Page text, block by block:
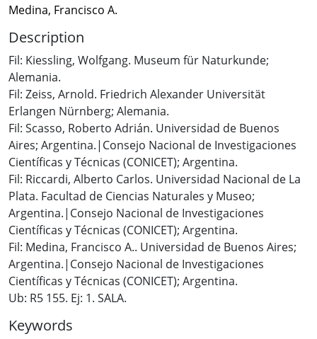
Medina, Francisco A.
Description
Fil: Kiessling, Wolfgang. Museum für Naturkunde;
Alemania.
Fil: Zeiss, Arnold. Friedrich Alexander Universität
Erlangen Nürnberg; Alemania.
Fil: Scasso, Roberto Adrián. Universidad de Buenos
Aires; Argentina.|Consejo Nacional de Investigaciones
Científicas y Técnicas (CONICET); Argentina.
Fil: Riccardi, Alberto Carlos. Universidad Nacional de La
Plata. Facultad de Ciencias Naturales y Museo;
Argentina.|Consejo Nacional de Investigaciones
Científicas y Técnicas (CONICET); Argentina.
Fil: Medina, Francisco A.. Universidad de Buenos Aires;
Argentina.|Consejo Nacional de Investigaciones
Científicas y Técnicas (CONICET); Argentina.
Ub: R5 155. Ej: 1. SALA.
Keywords